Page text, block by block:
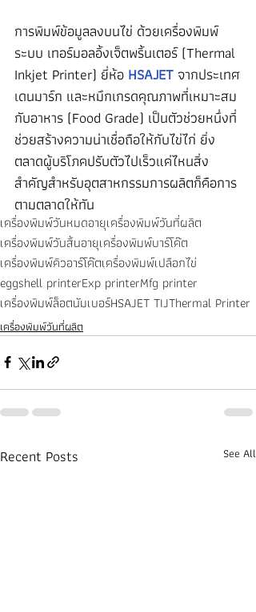
การพิมพ์ข้อมูลลงบนไข่ ด้วยเครื่องพิมพ์
ระบบ เทอร์มอลอิ้งเจ็ตพริ้นเตอร์ (Thermal
Inkjet Printer) ยี่ห้อ HSAJET จากประเทศ
เดนมาร์ก และหมึกเกรดคุณภาพที่เหมาะสม
กับอาหาร (Food Grade) เป็นตัวช่วยหนึ่งที่
ช่วยสร้างความน่าเชื่อถือให้กับไข่ไก่ ยิ่ง
ตลาดผู้บริโภคปรับตัวไปเร็วแค่ไหนสิ่ง
สำคัญสำหรับอุตสาหกรรมการผลิตก็คือการ
ตามตลาดให้ทัน
เครื่องพิมพ์วันหมดอายุเครื่องพิมพ์วันที่ผลิต
เครื่องพิมพ์วันสิ้นอายุเครื่องพิมพ์บาร์โค๊ต
เครื่องพิมพ์คิวอาร์โค๊ตเครื่องพิมพ์เปลือกไข่
eggshell printerExp printerMfg printer
เครื่องพิมพ์ล็อตนัมเบอร์HSAJET TIJThermal Printer
เครื่องพิมพ์วันที่ผลิต
Recent Posts See All